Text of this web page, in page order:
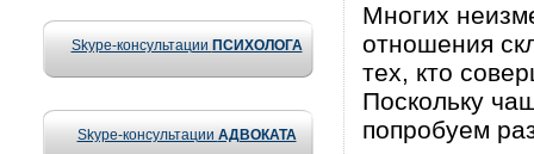
Skype-консультации ПСИХОЛОГА
Skype-консультации АДВОКАТА
Многих
отношения
тех, кто
Поскольку
попробуем